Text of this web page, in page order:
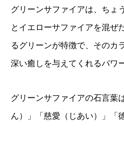
グリーンサファイアは、ちょ
とイエローサファイアを混ぜ
るグリーンが特徴で、そのカ
深い癒しを与えてくれるパワ
グリーンサファイアの石言葉
ん）」「慈愛（じあい）」「